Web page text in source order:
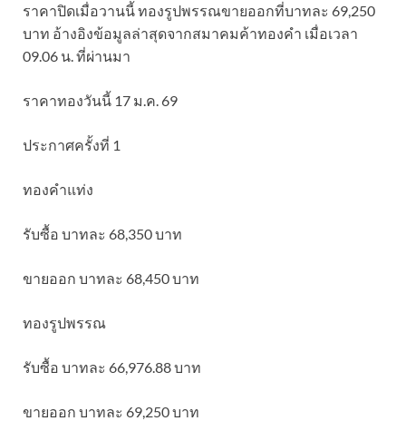
ราคาปิดเมื่อวานนี้ ทองรูปพรรณขายออกที่บาทละ 69,250
บาท อ้างอิงข้อมูลล่าสุดจากสมาคมค้าทองคำ เมื่อเวลา
09.06 น. ที่ผ่านมา
ราคาทองวันนี้ 17 ม.ค. 69
ประกาศครั้งที่ 1
ทองคำแท่ง
รับซื้อ บาทละ 68,350 บาท
ขายออก บาทละ 68,450 บาท
ทองรูปพรรณ
รับซื้อ บาทละ 66,976.88 บาท
ขายออก บาทละ 69,250 บาท